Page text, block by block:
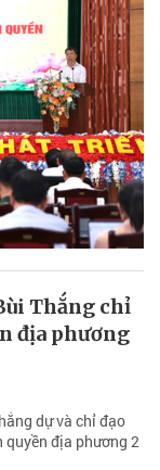
Thắng chỉ
địa phương
dự và chỉ đạo
quyền địa phương 2